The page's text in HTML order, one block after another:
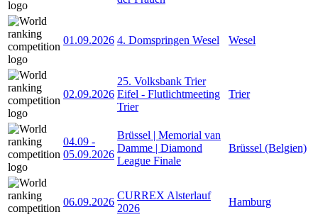
01.09.2026 4. Domspringen Wesel Wesel
02.09.2026
25. Volksbank Trier
Eifel - Flutlichtmeeting
Trier
Trier
04.09 -
05.09.2026
Brüssel | Memorial van
Damme | Diamond
League Finale
Brüssel (Belgien)
06.09.2026
CURREX Alsterlauf
2026
Hamburg